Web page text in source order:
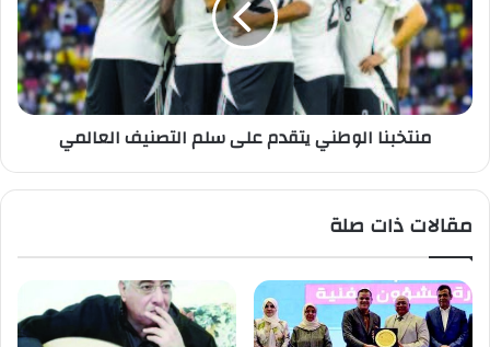
منتخبنا الوطني يتقدم على سلم التصنيف العالمي
مقالات ذات صلة